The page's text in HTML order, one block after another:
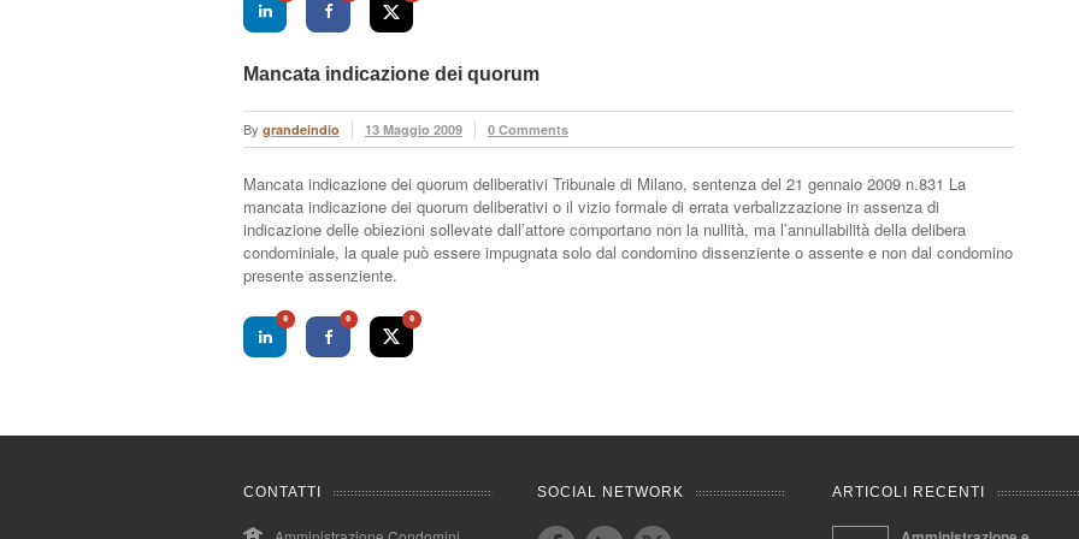
Mancata indicazione dei quorum
By grandeindio 13 Maggio 2009 0 Comments
Mancata indicazione dei quorum deliberativi Tribunale di Milano, sentenza del 21 gennaio 2009 n.831 La
mancata indicazione dei quorum deliberativi o il vizio formale di errata verbalizzazione in assenza di
indicazione delle obiezioni sollevate dall’attore comportano non la nullità, ma l’annullabilità della delibera
condominiale, la quale può essere impugnata solo dal condomino dissenziente o assente e non dal condomino
presente assenziente.
0 0 0
CONTATTI SOCIAL NETWORK ARTICOLI RECENTI